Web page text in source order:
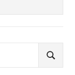
SUCHEN